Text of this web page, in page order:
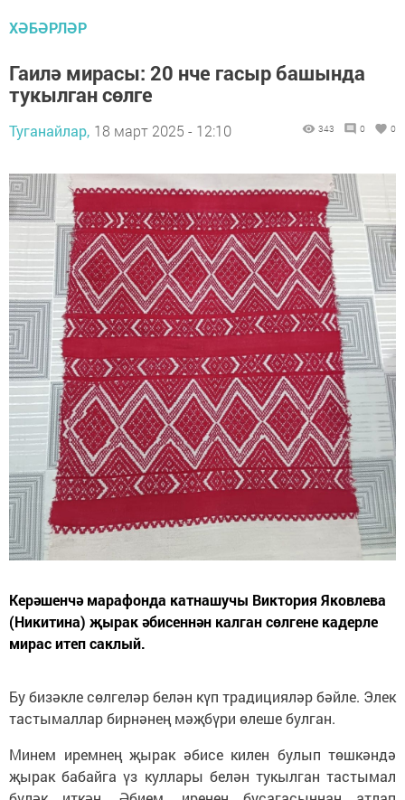
ХӘБӘРЛӘР
Гаилә мирасы: 20 нче гасыр башында
тукылган сөлге
Туганайлар, 18 март 2025 - 12:10 343 0 0
Керәшенчә марафонда катнашучы Виктория Яковлева
(Никитина) җырак әбисеннән калган сөлгене кадерле
мирас итеп саклый.
Бу бизәкле сөлгеләр белән күп традицияләр бәйле. Элек
тастымаллар бирнәнең мәҗбүри өлеше булган.
Минем иремнең җырак әбисе килен булып төшкәндә
җырак бабайга үз куллары белән тукылган тастымал